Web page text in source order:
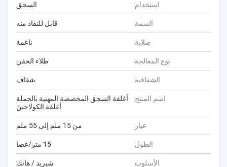
استخدام: السجق
السمة: قابل للنفاذ منه
صلابة: ناعمة
نوع المعالجة: طلاء الحقن
الشفافية: شفاف
اسم المنتج:
أغلفة السجق المخصصة المهنية بالجملة
أغلفة الكولاجين
عيار: من 15 ملم إلى 55 ملم
الطول: 15 متر/عصا
الأسلوب: شيريد / هانك